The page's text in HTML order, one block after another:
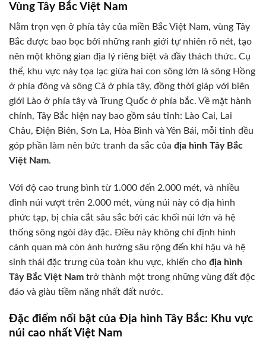
Vùng Tây Bắc Việt Nam
Nằm trọn vẹn ở phía tây của miền Bắc Việt Nam, vùng Tây
Bắc được bao bọc bởi những ranh giới tự nhiên rõ nét, tạo
nên một không gian địa lý riêng biệt và đầy thách thức. Cụ
thể, khu vực này tọa lạc giữa hai con sông lớn là sông Hồng
ở phía đông và sông Cả ở phía tây, đồng thời giáp với biên
giới Lào ở phía tây và Trung Quốc ở phía bắc. Về mặt hành
chính, Tây Bắc hiện nay bao gồm sáu tỉnh: Lào Cai, Lai
Châu, Điện Biên, Sơn La, Hòa Bình và Yên Bái, mỗi tỉnh đều
góp phần làm nên bức tranh đa sắc của địa hình Tây Bắc
Việt Nam.
Với độ cao trung bình từ 1.000 đến 2.000 mét, và nhiều
đỉnh núi vượt trên 2.000 mét, vùng núi này có địa hình
phức tạp, bị chia cắt sâu sắc bởi các khối núi lớn và hệ
thống sông ngòi dày đặc. Điều này không chỉ định hình
cảnh quan mà còn ảnh hưởng sâu rộng đến khí hậu và hệ
sinh thái đặc trưng của toàn khu vực, khiến cho địa hình
Tây Bắc Việt Nam trở thành một trong những vùng đất độc
đáo và giàu tiềm năng nhất đất nước.
Đặc điểm nổi bật của Địa hình Tây Bắc: Khu vực
núi cao nhất Việt Nam